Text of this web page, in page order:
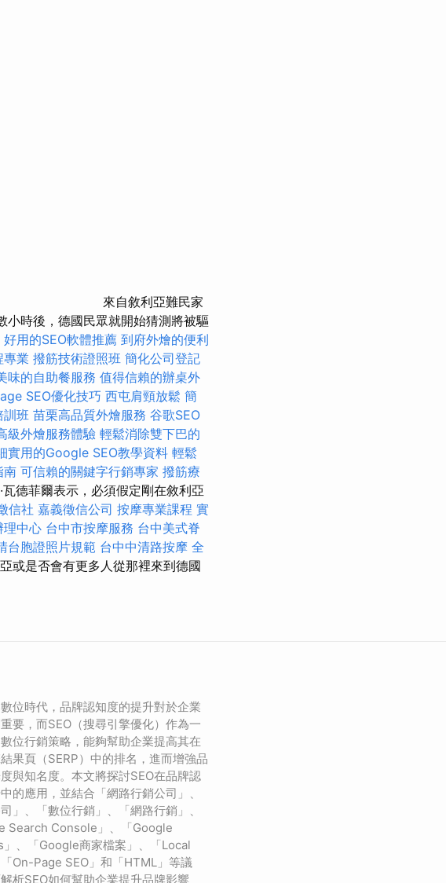
來自敘利亞難民家
小時後，德國民眾就開始猜測將被驅
好用的SEO軟體推薦 到府外燴的便利
專業 撥筋技術證照班 簡化公司登記
味的自助餐服務 值得信賴的辦桌外
SEO優化技巧 西屯肩頸放鬆 簡
訓班 苗栗高品質外燴服務 谷歌SEO
級外燴服務體驗 輕鬆消除雙下巴的
實用的Google SEO教學資料 輕鬆
南 可信賴的關鍵字行銷專家 撥筋療
德菲爾表示，必須假定剛在敘利亞
信社 嘉義徵信公司 按摩專業課程 實
理中心 台中市按摩服務 台中美式脊
台胞證照片規範 台中中清路按摩 全
或是否會有更多人從那裡來到德國
位時代，品牌認知度的提升對於企業
要，而SEO（搜尋引擎優化）作為一
位行銷策略，能夠幫助企業提高其在
果頁（SERP）中的排名，進而增強品
與知名度。本文將探討SEO在品牌認
的應用，並結合「網路行銷公司」、
司」、「數位行銷」、「網路行銷」、
Search Console」、「Google
、「Google商家檔案」、「Local
On-Page SEO」和「HTML」等議
析SEO如何幫助企業提升品牌影響